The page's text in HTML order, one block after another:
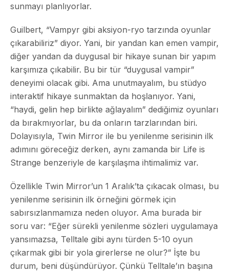
sunmayı planlıyorlar.
Guilbert, “Vampyr gibi aksiyon-ryo tarzında oyunlar
çıkarabiliriz” diyor. Yani, bir yandan kan emen vampir,
diğer yandan da duygusal bir hikaye sunan bir yapım
karşımıza çıkabilir. Bu bir tür “duygusal vampir”
deneyimi olacak gibi. Ama unutmayalım, bu stüdyo
interaktif hikaye sunmaktan da hoşlanıyor. Yani,
“haydi, gelin hep birlikte ağlayalım” dediğimiz oyunları
da bırakmıyorlar, bu da onların tarzlarından biri.
Dolayısıyla, Twin Mirror ile bu yenilenme serisinin ilk
adımını göreceğiz derken, aynı zamanda bir Life is
Strange benzeriyle de karşılaşma ihtimalimiz var.
Özellikle Twin Mirror’un 1 Aralık’ta çıkacak olması, bu
yenilenme serisinin ilk örneğini görmek için
sabırsızlanmamıza neden oluyor. Ama burada bir
soru var: “Eğer sürekli yenilenme sözleri uygulamaya
yansımazsa, Telltale gibi aynı türden 5-10 oyun
çıkarmak gibi bir yola girerlerse ne olur?” İşte bu
durum, beni düşündürüyor. Çünkü Telltale’ın başına